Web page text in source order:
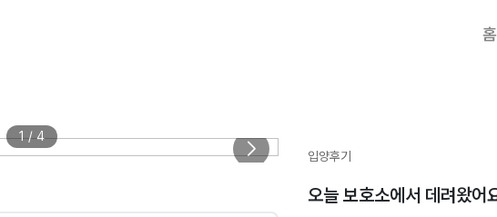
홈
1 / 4
입양후기
오늘 보호소에서 데려왔어